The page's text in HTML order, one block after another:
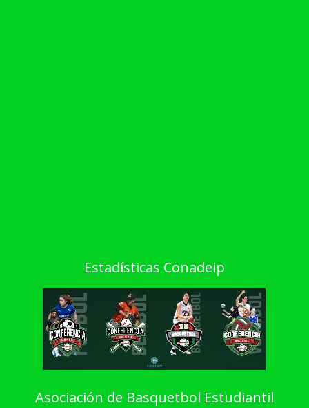
Estadísticas Conadeip
Asociación de Basquetbol Estudiantil